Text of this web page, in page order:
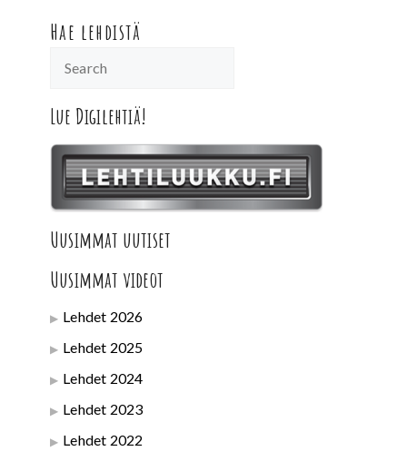
Hae lehdistä
Lue Digilehtiä!
Uusimmat uutiset
Uusimmat videot
Lehdet 2026
Lehdet 2025
Lehdet 2024
Lehdet 2023
Lehdet 2022